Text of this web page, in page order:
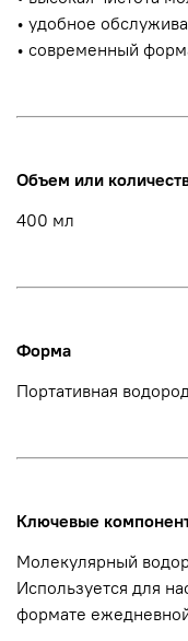
• удобное
• современный
Объем или
400 мл
Форма
Портативная
Ключевые
Молекулярный
Используется для
формате